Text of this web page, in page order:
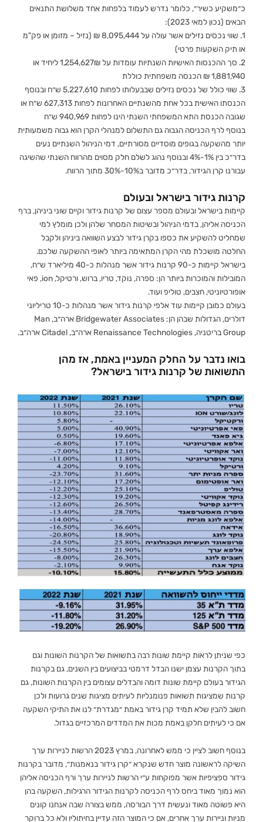
כ״משקיע כשיר״, כלומר נדרש לעמוד בלפחות אחד משלושת התנאים
הבאים (נכון למאי 2023):
1. שווי נכסים נזילים אשר עולה על 8,095,444 ₪ (נזיל – מזומן או פק"מ
או תיק השקעות פרטי)
2. סך ההכנסות האישיות השנתיות עומדות על 1,254,627₪ ליחיד או
1,881,940 ₪ הכנסה משפחתית כוללת
3. שווי כולל של נכסים נזילים שבבעלותו לפחות 5,227,610 ש״ח ובנוסף
הכנסתו האישית בכל אחת מהשנתיים האחרונות לפחות 627,313 ש״ח או
שגובה הכנסת התא המשפחתי השנתי הינו לפחות 940,969 ש״ח
בנוסף לרף הכניסה הגבוה גם התשלום למנהלי הקרן הוא גבוה משמעותית
יותר מהשקעה בגופים מוסדיים מסורתיים, דמי הניהול השנתיים נעים
בדר״כ בין 1%-4% ובנוסף נהוג לשלם חלק מסוים מהרווח השנתי שהשיגה
עבורנו קרן הגידור, בדר״כ מדובר ב10%-30% מתוך הרווח.
קרנות גידור בישראל ובעולם
קיימות בישראל ובעולם מספר עצום של קרנות גידור וקיים שוני ביניהן, ברף
הכניסה אליהן, בדמי הניהול ובשיטות המסחר שלהן ולכן מומלץ למי
שמחליט להשקיע את כספו בקרן גידור לבצע השוואה ביניהן ולקבל
החלטה מושכלת מהי הקרן המתאימה ביותר לאופי ההשקעה שלכם.
בישראל קיימות כ-90 קרנות גידור אשר מנהלות כ-40 מיליארד ש״ח,
המובילות והמוכרות ביותר הן: ספרה, נוקד, טריו, ברוש, ורטיקל, ion, פאי
אופורטיוניטי, חצבים, טוליפ ועוד.
בעולם כמובן קיימות עוד אלפי קרנות גידור אשר מנהלות כ-10 טריליוני
דולרים, הגדולות שבהן הן: Bridgewater Associates ארה״ב, Man
Group בריטניה, Renaissance Technologies ארה״ב, Citadel ארה״ב.
בואו נדבר על החלק המעניין באמת, אז מהן
התשואות של קרנות גידור בישראל?
כפי שניתן לראות קיימת שונות רבה בתשואות של הקרנות השונות וגם
בתוך הקרנות עצמן ישנו הבדל דרמטי בביצועים בין השנים, גם בקרנות
הגידור בעולם קיימת שונות דומה והבדלים עצומים בין הקרנות השונות, גם
קרנות שמציגות תשואות פנומנליות לעיתים מציגות שנים גרועות ולכן
חשוב להבין שלא תמיד קרן גידור באמת ״מגדרת״ לנו את התיקי השקעה
אם כי לעיתים חלקן באמת מכות את המדדים המרכזיים בגדול.
בנוסף חשוב לציין כי ממש לאחרונה, במרץ 2023 הרשות לניירות ערך
השיקה לראשונה מוצר חדש שנקרא ״קרן גידור בנאמנות״, מדובר בקרנות
גידור ספציפיות אשר מפוקחות ע״י הרשות לניירות ערך ורף הכניסה אליהן
הוא נמוך מאוד ביחס לרף הכניסה לקרנות הגידור הרגילות, השקעה בהן
היא פשוטה מאוד ונעשית דרך הבורסה, ממש בצורה שבה אנחנו קונים
מניות וניירות ערך אחרים, אם כי המוצר הזה עדיין בחיתוליו ולא כל ברוקר